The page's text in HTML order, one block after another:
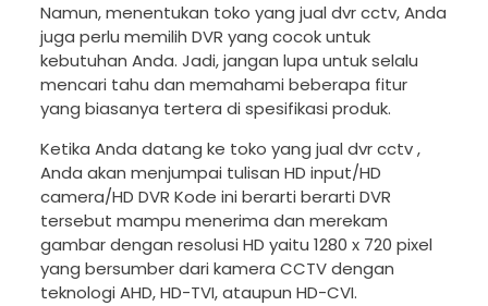
Namun, menentukan toko yang jual dvr cctv, Anda
juga perlu memilih DVR yang cocok untuk
kebutuhan Anda. Jadi, jangan lupa untuk selalu
mencari tahu dan memahami beberapa fitur
yang biasanya tertera di spesifikasi produk.
Ketika Anda datang ke toko yang jual dvr cctv ,
Anda akan menjumpai tulisan HD input/HD
camera/HD DVR Kode ini berarti berarti DVR
tersebut mampu menerima dan merekam
gambar dengan resolusi HD yaitu 1280 x 720 pixel
yang bersumber dari kamera CCTV dengan
teknologi AHD, HD-TVI, ataupun HD-CVI.